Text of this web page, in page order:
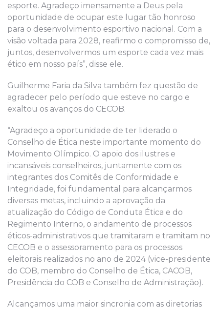
esporte. Agradeço imensamente a Deus pela
oportunidade de ocupar este lugar tão honroso
para o desenvolvimento esportivo nacional. Com a
visão voltada para 2028, reafirmo o compromisso de,
juntos, desenvolvermos um esporte cada vez mais
ético em nosso país”, disse ele.
Guilherme Faria da Silva também fez questão de
agradecer pelo período que esteve no cargo e
exaltou os avanços do CECOB.
“Agradeço a oportunidade de ter liderado o
Conselho de Ética neste importante momento do
Movimento Olímpico. O apoio dos ilustres e
incansáveis conselheiros, juntamente com os
integrantes dos Comitês de Conformidade e
Integridade, foi fundamental para alcançarmos
diversas metas, incluindo a aprovação da
atualização do Código de Conduta Ética e do
Regimento Interno, o andamento de processos
éticos-administrativos que tramitaram e tramitam no
CECOB e o assessoramento para os processos
eleitorais realizados no ano de 2024 (vice-presidente
do COB, membro do Conselho de Ética, CACOB,
Presidência do COB e Conselho de Administração).
Alcançamos uma maior sincronia com as diretorias